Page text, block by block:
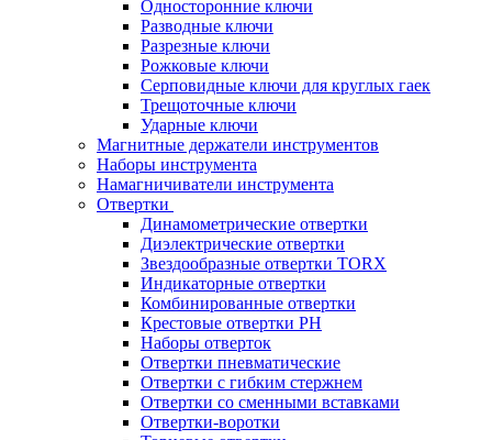
Односторонние ключи
Разводные ключи
Разрезные ключи
Рожковые ключи
Серповидные ключи для круглых гаек
Трещоточные ключи
Ударные ключи
Магнитные держатели инструментов
Наборы инструмента
Намагничиватели инструмента
Отвертки
Динамометрические отвертки
Диэлектрические отвертки
Звездообразные отвертки TORX
Индикаторные отвертки
Комбинированные отвертки
Крестовые отвертки PH
Наборы отверток
Отвертки пневматические
Отвертки с гибким стержнем
Отвертки со сменными вставками
Отвертки-воротки